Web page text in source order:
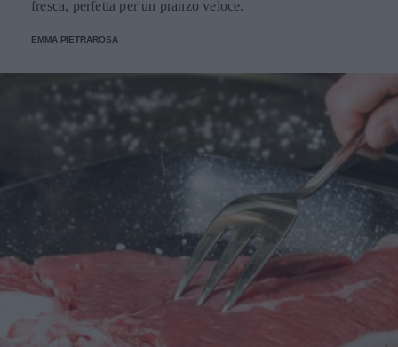
fresca, perfetta per un pranzo veloce.
EMMA PIETRAROSA